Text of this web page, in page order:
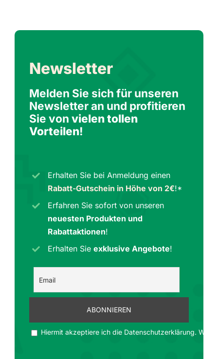
Newsletter
Melden Sie sich für unseren
Newsletter an und profitieren
Sie von vielen tollen
Vorteilen!
Erhalten Sie bei Anmeldung einen
Rabatt-Gutschein in Höhe von 2€!*
Erfahren Sie sofort von unseren
neuesten Produkten und
Rabattaktionen!
Erhalten Sieexklusive Angebote!
Hiermit akzeptiere ich die Datenschutzerklärung. Wir